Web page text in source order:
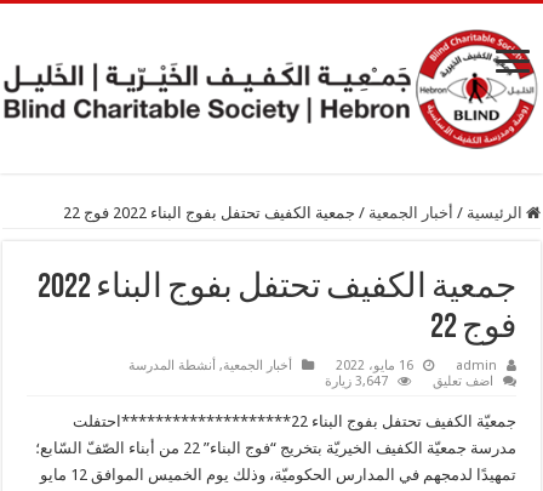
الرئيسية / أخبار الجمعية / جمعية الكفيف تحتفل بفوج البناء 2022 فوج 22
جمعية الكفيف تحتفل بفوج البناء 2022
فوج 22
admin 16 مايو، 2022 أخبار الجمعية, أنشطة المدرسة
اضف تعليق
3,647 زيارة
جمعيّة الكفيف تحتفل بفوج البناء 22********************احتفلت
مدرسة جمعيّة الكفيف الخيريّة بتخريج “فوج البناء” 22 من أبناء الصّفّ السّابع؛
تمهيدًا لدمجهم في المدارس الحكوميّة، وذلك يوم الخميس الموافق 12 مايو